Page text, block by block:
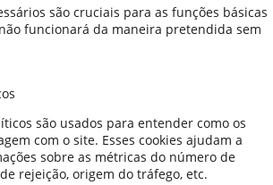
são cruciais para as funções básicas
funcionará da maneira pretendida sem
são usados para entender como os
com o site. Esses cookies ajudam a
sobre as métricas do número de
rejeição, origem do tráfego, etc.